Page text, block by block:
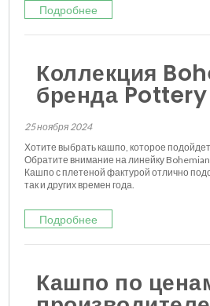
Подробнее
Коллекция
бренда
25 ноября 2024
Хотите выбрать кашпо, которое
Обратите внимание на линейку
Кашпо с плетеной фактурой отлично
так и других времен года.
Подробнее
Кашпо по